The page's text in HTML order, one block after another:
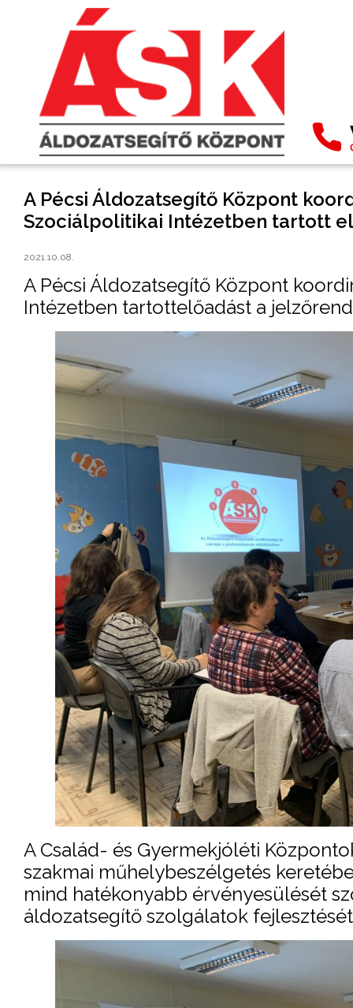
A Pécsi Áldozatsegítő Központ
Szociálpolitikai Intézetben tartott
2021.10.08.
A Pécsi Áldozatsegítő Központ
Intézetben tartottelőadást a
A Család- és Gyermekjóléti
szakmai műhelybeszélgetés
mind hatékonyabb érvényesülését
áldozatsegítő szolgálatok